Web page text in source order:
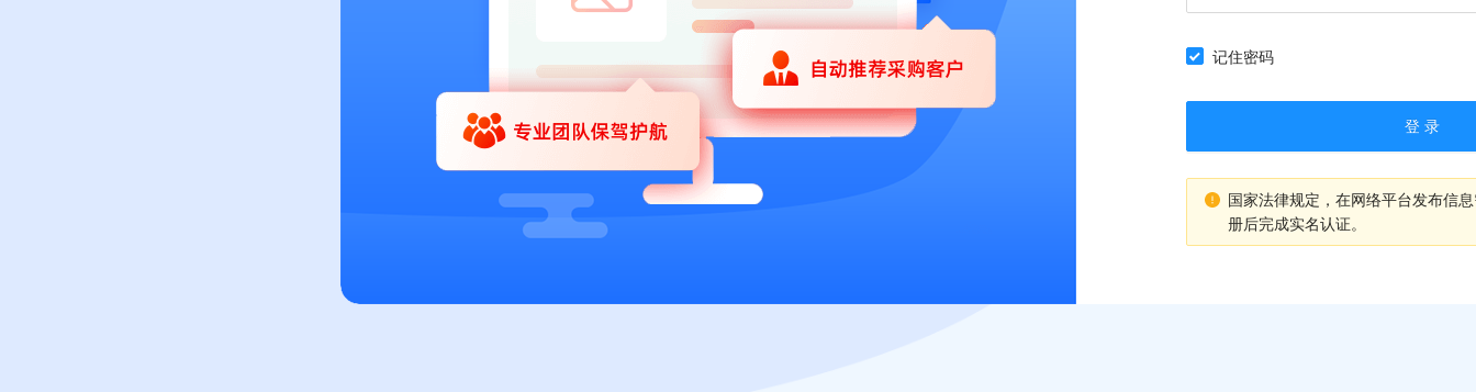
记住密码
登 录
国家法律规定，在网络平台发布信
册后完成实名认证。